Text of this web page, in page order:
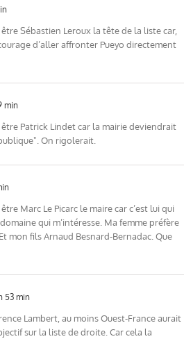
Sébastien Leroux la tête de la liste car,
d’aller affronter Pueyo directement
min
Patrick Lindet car la mairie deviendrait
On rigolerait.
Marc Le Picarc le maire car c’est lui qui
qui m’intéresse. Ma femme préfère
mon fils Arnaud Besnard-Bernadac. Que
53 min
Lambert, au moins Ouest-France aurait
sur la liste de droite. Car cela la